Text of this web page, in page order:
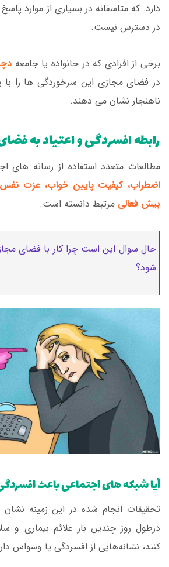
دارد. که متاسفانه در بسیاری از موارد
در دسترس نیست.
برخی از افرادی که در خانواده یا جامعه
در فضای مجازی این سرخوردگی ها را با
ناهنجار نشان می دهند.
رابطه افسردگی و اعتیاد به
مطالعات متعدد استفاده از رسانه های
اضطراب، کیفیت پایین خواب، عزت
بیش فعالی مرتبط دانسته است.
حال سوال این است چرا کار با فضای
شود؟
آیا شبکه های اجتماعی باعث
تحقیقات انجام شده در این زمینه
درطول روز چندین بار علائم بیماری
کنند، نشانه‌هایی از افسردگی یا وسواس